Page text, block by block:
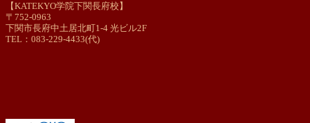
【KATEKYO学院下関長府校】
〒752-0963
下関市長府中土居北町1-4 光ビル2F
TEL：083-229-4433(代)